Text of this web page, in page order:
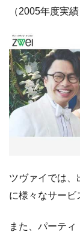
（2005年度実
ツヴァイでは、
に様々なサービ
また、パーティ